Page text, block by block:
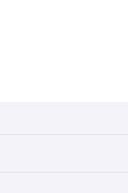
для мужчин и